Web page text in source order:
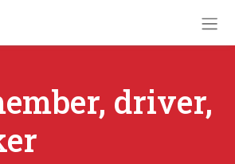
driver,